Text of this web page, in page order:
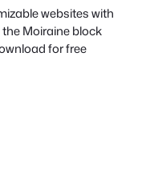
websites with
Moiraine block
for free